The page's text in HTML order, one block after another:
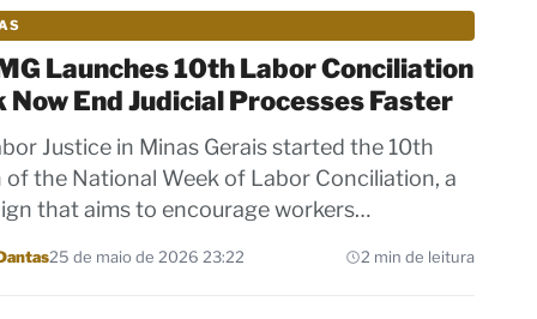
Launches 10th Labor Conciliation
Now End Judicial Processes Faster
Justice in Minas Gerais started the 10th
of the National Week of Labor Conciliation, a
that aims to encourage workers…
25 de maio de 2026 23:22 2 min de leitura